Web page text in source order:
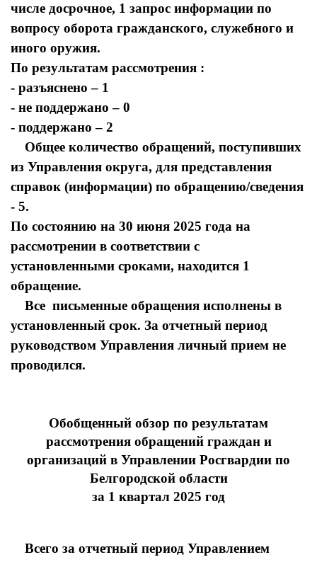
числе досрочное, 1 запрос информации по
вопросу оборота гражданского, служебного и
иного оружия.
По результатам рассмотрения :
- разъяснено – 1
- не поддержано – 0
- поддержано – 2
Общее количество обращений, поступивших
из Управления округа, для представления
справок (информации) по обращению/сведения
- 5.
По состоянию на 30 июня 2025 года на
рассмотрении в соответствии с
установленными сроками, находится 1
обращение.
Все письменные обращения исполнены в
установленный срок. За отчетный период
руководством Управления личный прием не
проводился.
Обобщенный обзор по результатам
рассмотрения обращений граждан и
организаций в Управлении Росгвардии по
Белгородской области
за 1 квартал 2025 год
Всего за отчетный период Управлением